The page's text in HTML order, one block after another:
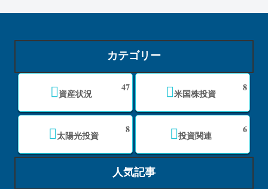
カテゴリー
資産状況
47
米国株投資
8
太陽光投資
8
投資関連
6
人気記事